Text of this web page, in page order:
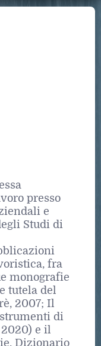
presso
e
Studi di
fra
monografie
tutela del
2007; Il
di
e il
Dizionario